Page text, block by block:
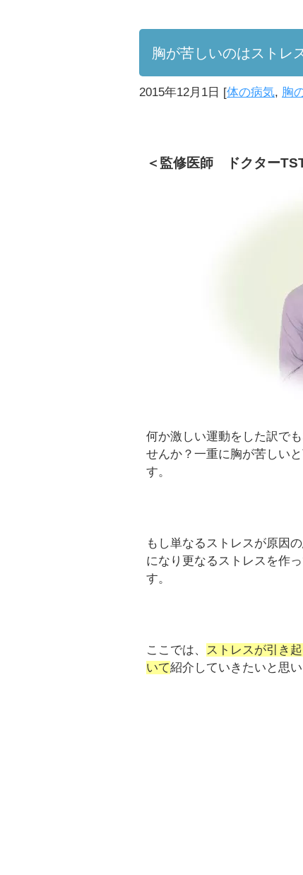
胸が苦しいのはストレ
2015年12月1日 [体の病気, 胸
＜監修医師 ドクター
何か激しい運動をした訳で
せんか？一重に胸が苦しい
す。
もし単なるストレスが原因
になり更なるストレスを作
す。
ここでは、 ストレスが引き
いて紹介していきたいと思い